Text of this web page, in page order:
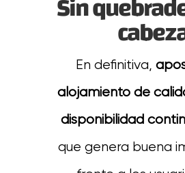
En definitiva,
alojamiento de
disponibilidad
que genera buena